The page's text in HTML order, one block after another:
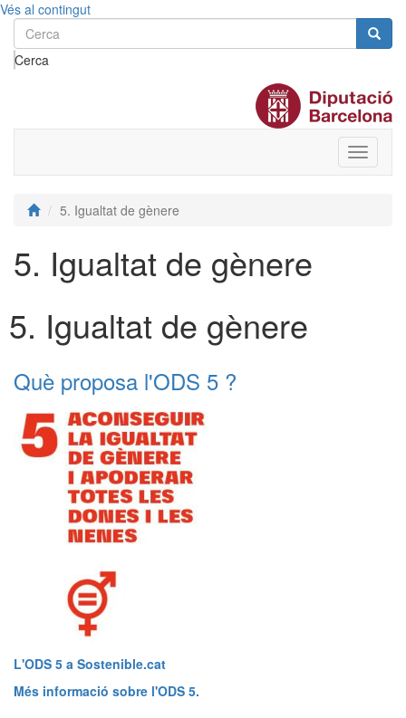
Vés al contingut
Cerca
Toggle
menu
5. Igualtat de gènere
5. Igualtat de gènere
5. Igualtat de gènere
Què proposa l'ODS 5 ?
L'ODS 5 a Sostenible.cat
Més informació sobre l'ODS 5.